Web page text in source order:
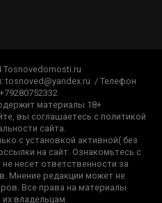
Tosnovedomosti.ru
tosnoved@yandex.ru / Телефон
материалы 18+
вы соглашаетесь с политикой
сайта.
с установкой активной( без
на сайт. Ознакомьтесь с
несет ответственности за
Мнение редакции может не
Все права на материалы
владельцам.